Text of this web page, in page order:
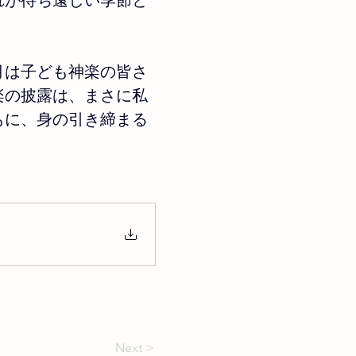
子ども神楽の皆さ
披露は、まさに私
、身の引き締まる
Next >